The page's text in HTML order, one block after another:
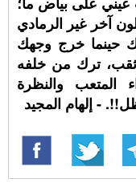
آخر غير الرمادي
حينما خرج وجهك
ترك من خلفه
المتعب والنظرة
- إلهام المجيد